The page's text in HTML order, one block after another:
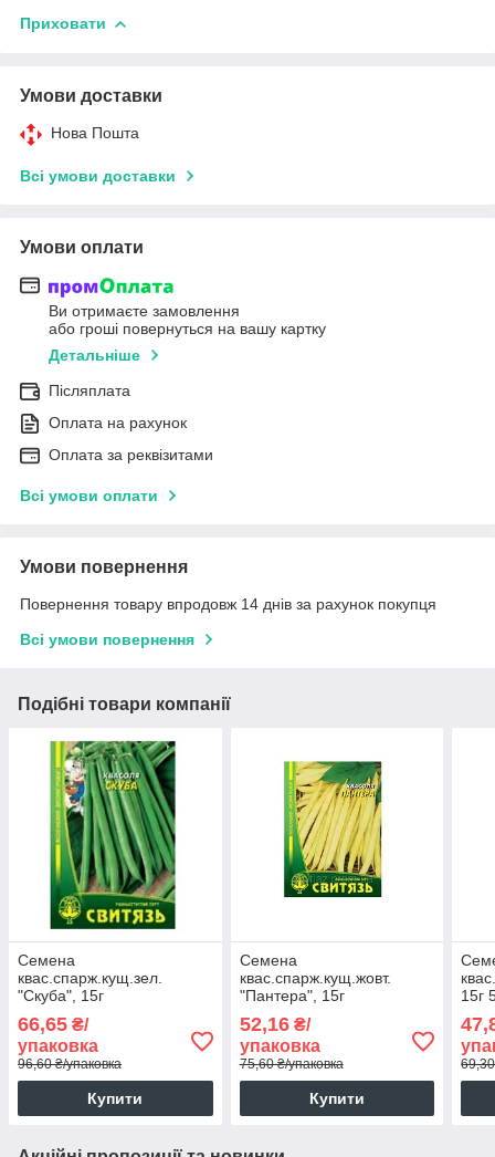
Приховати
Умови доставки
Нова Пошта
Всі умови доставки
Умови оплати
Ви отримаєте замовлення
або гроші повернуться на вашу картку
Детальніше
Післяплата
Оплата на рахунок
Оплата за реквізитами
Всі умови оплати
Умови повернення
Повернення товару впродовж 14 днів за рахунок покупця
Всі умови повернення
Подібні товари компанії
Семена
квас.спарж.кущ.зел.
"Скуба", 15г
66,65 ₴/
упаковка
96,60 ₴/упаковка
Купити
Семена
квас.спарж.кущ.жовт.
"Пантера", 15г
52,16₴/
упаковка
75,60 ₴/упаковка
Купити
15г